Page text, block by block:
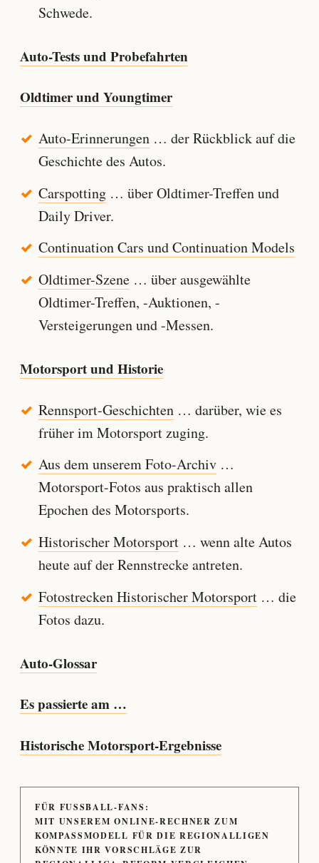
Schwede.
Auto-Tests und Probefahrten
Oldtimer und Youngtimer
Auto-Erinnerungen… der Rückblick auf die
Geschichte des Autos.
Carspotting… über Oldtimer-Treffen und
Daily Driver.
Continuation Cars und Continuation Models
Oldtimer-Szene… über ausgewählte
Oldtimer-Treffen, -Auktionen, -
Versteigerungen und -Messen.
Motorsport und Historie
Rennsport-Geschichten… darüber, wie es
früher im Motorsport zuging.
Aus dem unserem Foto-Archiv…
Motorsport-Fotos aus praktisch allen
Epochen des Motorsports.
Historischer Motorsport… wenn alte Autos
heute auf der Rennstrecke antreten.
Fotostrecken Historischer Motorsport… die
Fotos dazu.
Auto-Glossar
Es passierte am …
Historische Motorsport-Ergebnisse
FÜR FUSSBALL-FANS:
MIT UNSEREM ONLINE-RECHNER ZUM
KOMPASSMODELL FÜR DIE REGIONALLIGEN
KÖNNTE IHR VORSCHLÄGE ZUR